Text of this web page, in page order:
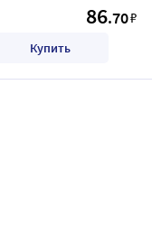
86.70₽
Купить